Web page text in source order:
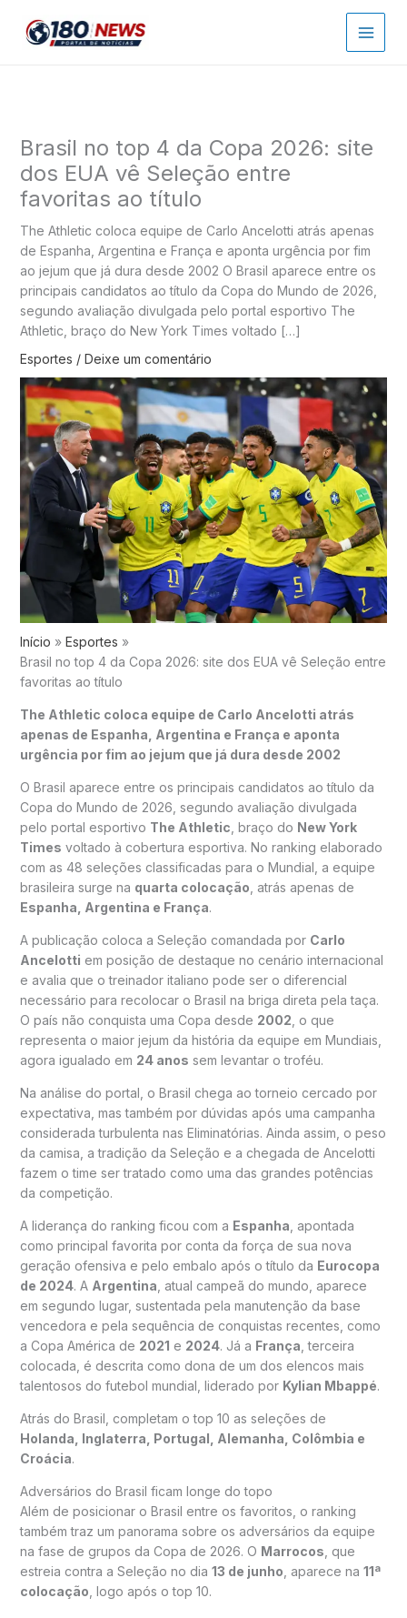
para
Brasil no top 4 da Copa 2026: site
dos EUA vê Seleção entre
favoritas ao título
The Athletic coloca equipe de Carlo Ancelotti atrás apenas
de Espanha, Argentina e França e aponta urgência por fim
ao jejum que já dura desde 2002 O Brasil aparece entre os
principais candidatos ao título da Copa do Mundo de 2026,
segundo avaliação divulgada pelo portal esportivo The
Athletic, braço do New York Times voltado […]
Esportes / Deixe um comentário
Início
Esportes
Brasil no top 4 da Copa 2026: site dos EUA vê Seleção entre
favoritas ao título
The Athletic coloca equipe de Carlo Ancelotti atrás
apenas de Espanha, Argentina e França e aponta
urgência por fim ao jejum que já dura desde 2002
O Brasil aparece entre os principais candidatos ao título da
Copa do Mundo de 2026, segundo avaliação divulgada
pelo portal esportivo The Athletic , braço do New York
Times voltado à cobertura esportiva. No ranking elaborado
com as 48 seleções classificadas para o Mundial, a equipe
brasileira surge na quarta colocação , atrás apenas de
Espanha, Argentina e França.
A publicação coloca a Seleção comandada por Carlo
Ancelotti em posição de destaque no cenário internacional
e avalia que o treinador italiano pode ser o diferencial
necessário para recolocar o Brasil na briga direta pela taça.
O país não conquista uma Copa desde 2002 , o que
representa o maior jejum da história da equipe em Mundiais,
agora igualado em 24 anos sem levantar o troféu.
Na análise do portal, o Brasil chega ao torneio cercado por
expectativa, mas também por dúvidas após uma campanha
considerada turbulenta nas Eliminatórias. Ainda assim, o peso
da camisa, a tradição da Seleção e a chegada de Ancelotti
fazem o time ser tratado como uma das grandes potências
da competição.
A liderança do ranking ficou com a Espanha , apontada
como principal favorita por conta da força de sua nova
geração ofensiva e pelo embalo após o título da Eurocopa
de 2024. A Argentina , atual campeã do mundo, aparece
em segundo lugar, sustentada pela manutenção da base
vencedora e pela sequência de conquistas recentes, como
a Copa América de 2021 e 2024. Já a França , terceira
colocada, é descrita como dona de um dos elencos mais
talentosos do futebol mundial, liderado por Kylian Mbappé.
Atrás do Brasil, completam o top 10 as seleções de
Holanda, Inglaterra, Portugal, Alemanha, Colômbia e
Croácia.
Adversários do Brasil ficam longe do topo
Além de posicionar o Brasil entre os favoritos, o ranking
também traz um panorama sobre os adversários da equipe
na fase de grupos da Copa de 2026. O Marrocos , que
estreia contra a Seleção no dia 13 de junho , aparece na 11ª
colocação , logo após o top 10.